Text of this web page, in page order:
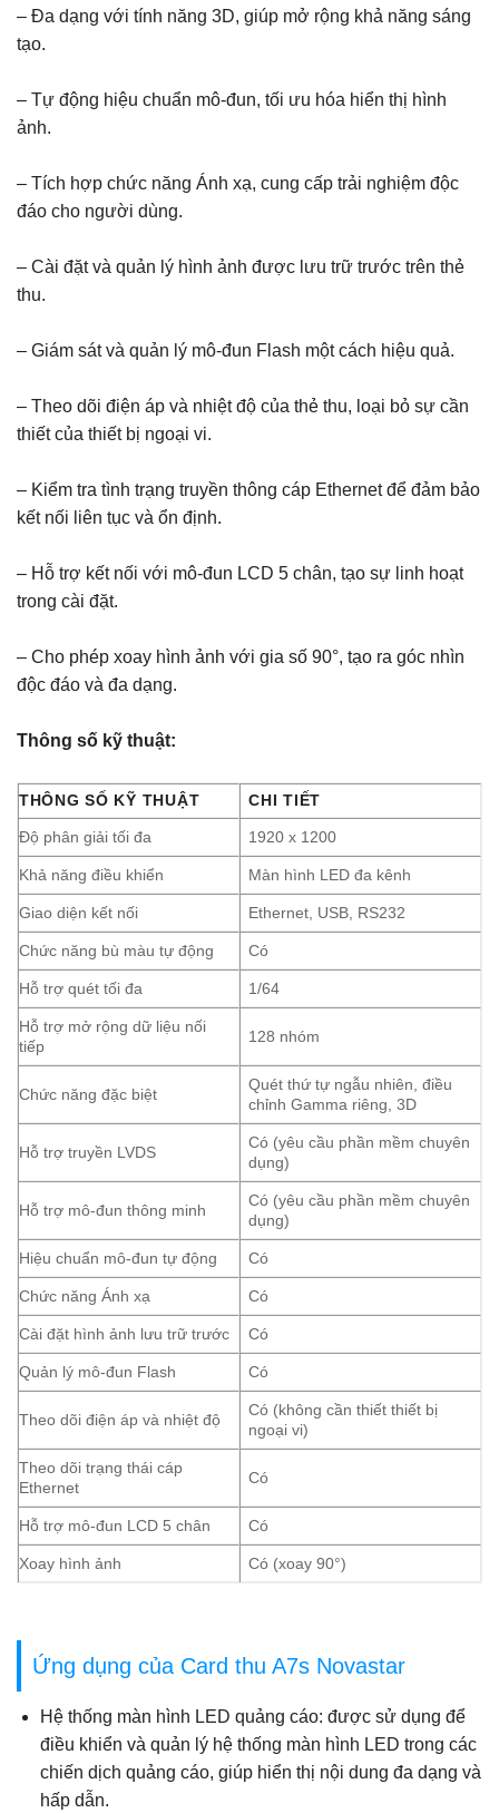
– Đa dạng với tính năng 3D, giúp mở rộng khả năng sáng
tạo.
– Tự động hiệu chuẩn mô-đun, tối ưu hóa hiển thị hình
ảnh.
– Tích hợp chức năng Ánh xạ, cung cấp trải nghiệm độc
đáo cho người dùng.
– Cài đặt và quản lý hình ảnh được lưu trữ trước trên thẻ
thu.
– Giám sát và quản lý mô-đun Flash một cách hiệu quả.
– Theo dõi điện áp và nhiệt độ của thẻ thu, loại bỏ sự cần
thiết của thiết bị ngoại vi.
– Kiểm tra tình trạng truyền thông cáp Ethernet để đảm bảo
kết nối liên tục và ổn định.
– Hỗ trợ kết nối với mô-đun LCD 5 chân, tạo sự linh hoạt
trong cài đặt.
– Cho phép xoay hình ảnh với gia số 90°, tạo ra góc nhìn
độc đáo và đa dạng.
Thông số kỹ thuật:
THÔNG SỐ KỸ THUẬT CHI TIẾT
Độ phân giải tối đa 1920 x 1200
Khả năng điều khiển Màn hình LED đa kênh
Giao diện kết nối Ethernet, USB, RS232
Chức năng bù màu tự động Có
Hỗ trợ quét tối đa 1/64
Hỗ trợ mở rộng dữ liệu nối
tiếp
128 nhóm
Chức năng đặc biệt
Quét thứ tự ngẫu nhiên, điều
chỉnh Gamma riêng, 3D
Hỗ trợ truyền LVDS
Có (yêu cầu phần mềm chuyên
dụng)
Hỗ trợ mô-đun thông minh
Có (yêu cầu phần mềm chuyên
dụng)
Hiệu chuẩn mô-đun tự động Có
Chức năng Ánh xạ Có
Cài đặt hình ảnh lưu trữ trước Có
Quản lý mô-đun Flash Có
Theo dõi điện áp và nhiệt độ
Có (không cần thiết thiết bị
ngoại vi)
Theo dõi trạng thái cáp
Ethernet
Có
Hỗ trợ mô-đun LCD 5 chân Có
Xoay hình ảnh Có (xoay 90°)
Ứng dụng của Card thu A7s Novastar
Hệ thống màn hình LED quảng cáo: được sử dụng để
điều khiển và quản lý hệ thống màn hình LED trong các
chiến dịch quảng cáo, giúp hiển thị nội dung đa dạng và
hấp dẫn.